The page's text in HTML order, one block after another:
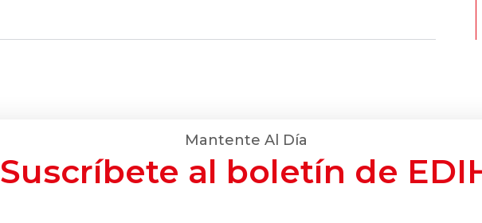
Mantente Al Día
Suscríbete al boletín de